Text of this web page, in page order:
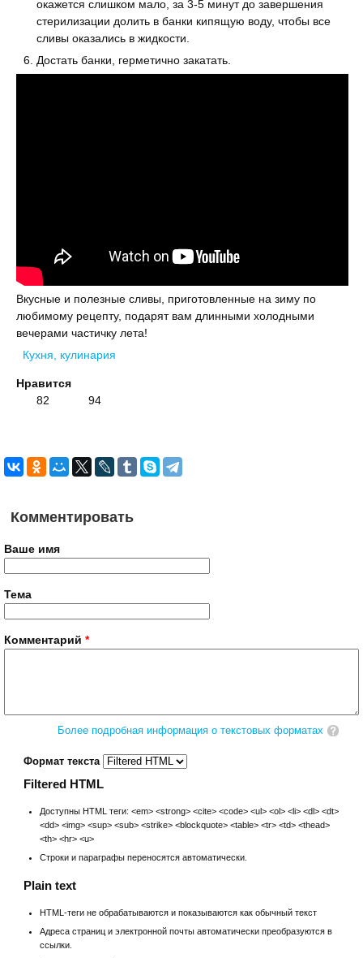
окажется слишком мало, за 3-5 минут до завершения
стерилизации долить в банки кипящую воду, чтобы все
сливы оказались в жидкости.
Достать банки, герметично закатать.
Вкусные и полезные сливы, приготовленные на зиму по
любимому рецепту, подарят вам длинными холодными
вечерами частичку лета!
Кухня, кулинария
Нравится
82
94
Комментировать
Ваше имя
Тема
Комментарий *
Более подробная информация о текстовых форматах
Формат текста
Filtered HTML
Доступны HTML теги: <em> <strong> <cite> <code> <ul> <ol> <li> <dl> <dt>
<dd> <img> <sup> <sub> <strike> <blockquote> <table> <tr> <td> <thead>
<th> <hr> <u>
Строки и параграфы переносятся автоматически.
Plain text
HTML-теги не обрабатываются и показываются как обычный текст
Адреса страниц и электронной почты автоматически преобразуются в
ссылки.